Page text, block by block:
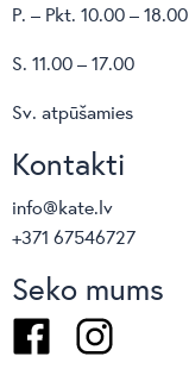
P. – Pkt. 10.00 – 18.00
S. 11.00 – 17.00
Sv. atpūšamies
Kontakti
info@kate.lv
+371 67546727
Seko mums
FacebookInstagram